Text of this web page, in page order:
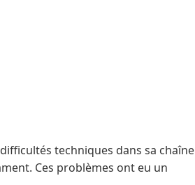
techniques dans sa chaîne
Ces problèmes ont eu un